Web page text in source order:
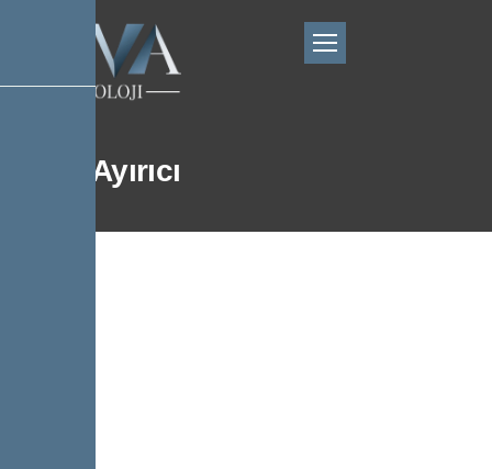
Tortu Ayırıcı